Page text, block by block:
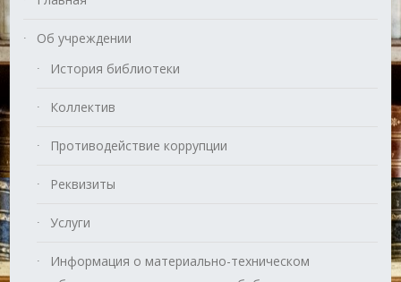
Об учреждении
История библиотеки
Коллектив
Противодействие коррупции
Реквизиты
Услуги
Информация о материально-техническом